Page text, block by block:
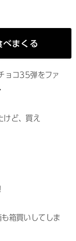
べまくる
ョコ35弾をファ
けど、買え
箱買いしてしま